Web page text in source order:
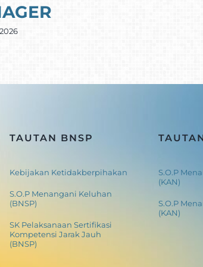
TAUTAN BNSP
Kebijakan Ketidakberpihakan
S.O.P Menangani Keluhan
(BNSP)
SK Pelaksanaan Sertifikasi
Kompetensi Jarak Jauh
(BNSP)
S.O.P
(KAN)
S.O.P
(KAN)